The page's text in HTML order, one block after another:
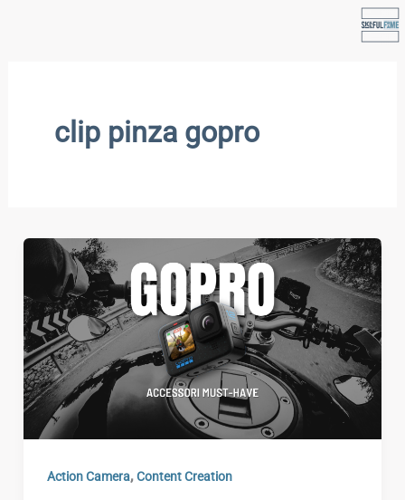
clip pinza gopro
Action Camera,Content Creation